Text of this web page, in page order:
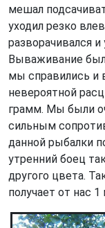
мешал
уходил резко
разворачивался
Вываживание
мы справились и
невероятной
грамм. Мы были
сильным
данной рыбалки
утренний боец
другого цвета.
получает от нас